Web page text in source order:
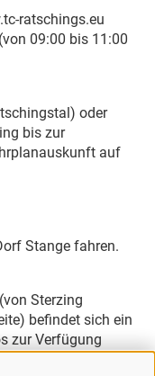
ratschings.eu
09:00 bis 11:00
oder
bis zur
auf
Stange fahren.
Sterzing
befindet sich ein
zur Verfügung